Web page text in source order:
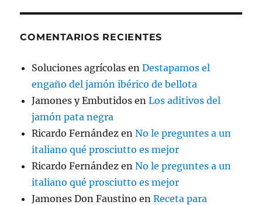
COMENTARIOS RECIENTES
Soluciones agrícolas enDestapamos el
engaño del jamón ibérico de bellota
Jamones y Embutidos enLos aditivos del
jamón pata negra
Ricardo Fernández enNo le preguntes a un
italiano qué prosciutto es mejor
Ricardo Fernández enNo le preguntes a un
italiano qué prosciutto es mejor
Jamones Don Faustino enReceta para